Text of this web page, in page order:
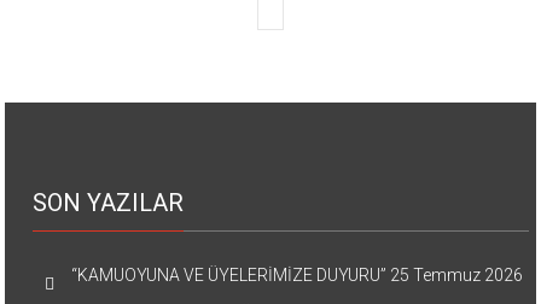
SON YAZILAR
“KAMUOYUNA VE ÜYELERİMİZE DUYURU” 25 Temmuz 2026